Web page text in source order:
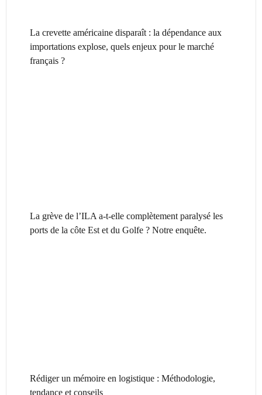
La crevette américaine disparaît : la dépendance aux
importations explose, quels enjeux pour le marché
français ?
La grève de l’ILA a-t-elle complètement paralysé les
ports de la côte Est et du Golfe ? Notre enquête.
Rédiger un mémoire en logistique : Méthodologie,
tendance et conseils